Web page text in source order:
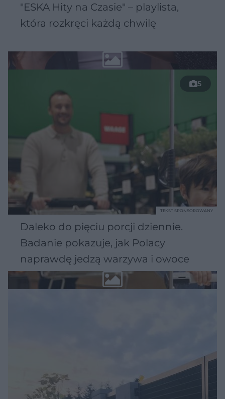
"ESKA Hity na Czasie" – playlista,
która rozkręci każdą chwilę
5
Daleko do pięciu porcji dziennie.
Badanie pokazuje, jak Polacy
naprawdę jedzą warzywa i owoce
TEKST SPONSOROWANY